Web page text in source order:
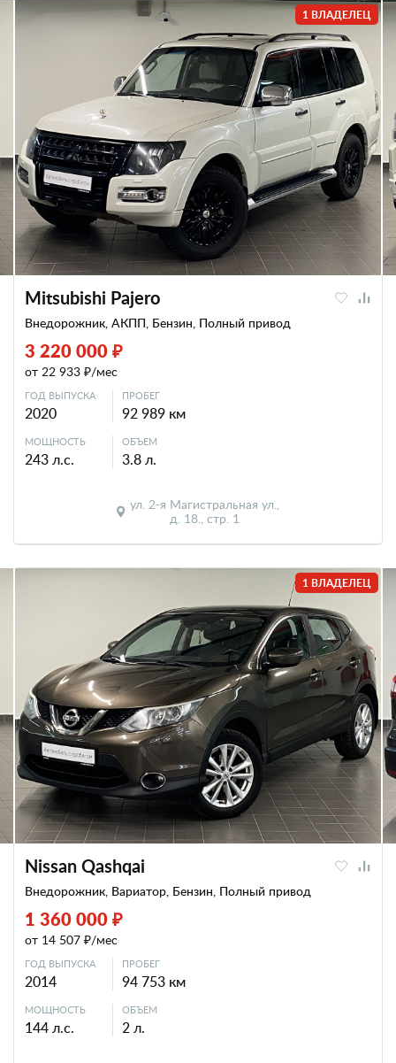
1 ВЛАДЕЛЕЦ
Mitsubishi Pajero
Внедорожник, АКПП, Бензин, Полный привод
3 220 000 ₽
от 22 933 ₽/мес
ГОД ВЫПУСКА
2020
ПРОБЕГ
92 989 км
МОЩНОСТЬ
243 л.с.
ОБЪЕМ
3.8 л.
ул. 2-я Магистральная ул.,
д. 18., стр. 1
1 ВЛАДЕЛЕЦ
Nissan Qashqai
Внедорожник, Вариатор, Бензин, Полный привод
1 360 000 ₽
от 14 507 ₽/мес
ГОД ВЫПУСКА
2014
ПРОБЕГ
94 753 км
МОЩНОСТЬ
144 л.с.
ОБЪЕМ
2 л.